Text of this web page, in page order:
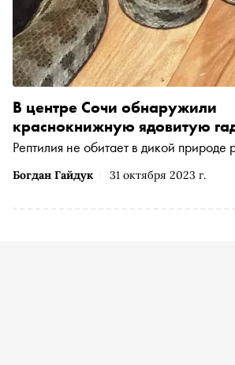
Богдан Гайдук 31 октября 2023 г.
В центре Сочи обнаружили
краснокнижную ядовитую
Рептилия не обитает в дикой природе